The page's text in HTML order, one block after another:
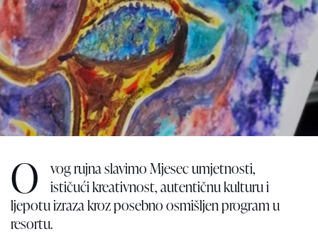
O
vog rujna slavimo Mjesec umjetnosti,
ističući kreativnost, autentičnu kulturu i
ljepotu izraza kroz posebno osmišljen program u
resortu.